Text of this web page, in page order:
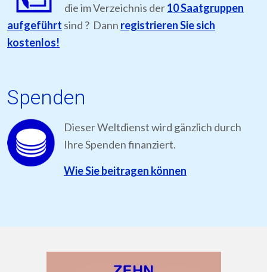
die im Verzeichnis der10 Saatgruppen
aufgeführt sind ? Dann registrieren Sie sich
kostenlos!
Spenden
Dieser Weltdienst wird gänzlich durch
Ihre Spenden finanziert.
Wie Sie beitragen können